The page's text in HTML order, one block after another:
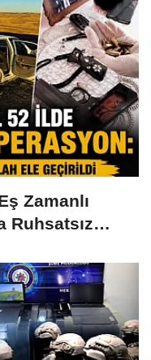
Zamanlı
Ruhsatsız